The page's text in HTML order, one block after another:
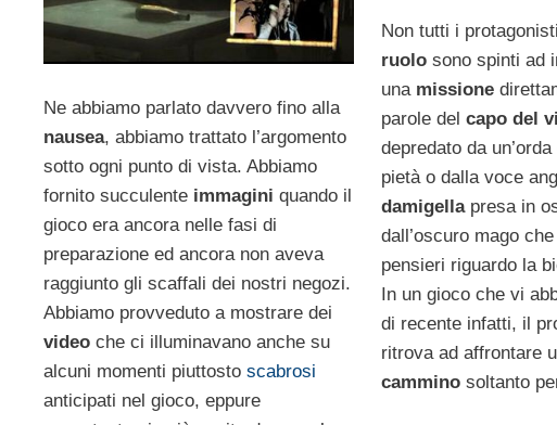
Non tutti i
ruolo sono spinti ad
una missione
parole del capo del
depredato da un’orda
pietà o dalla voce
damigella presa in
dall’oscuro mago
pensieri riguardo la
In un gioco che vi
di recente infatti, il
ritrova ad affrontare
cammino soltanto
Ne abbiamo parlato davvero fino alla
nausea, abbiamo trattato l’argomento
sotto ogni punto di vista. Abbiamo
fornito succulente immagini quando il
gioco era ancora nelle fasi di
preparazione ed ancora non aveva
raggiunto gli scaffali dei nostri negozi.
Abbiamo provveduto a mostrare dei
video che ci illuminavano anche su
alcuni momenti piuttosto scabrosi
anticipati nel gioco, eppure